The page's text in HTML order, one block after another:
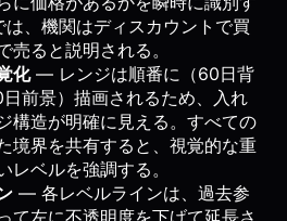
は、機関はディスカウントで買
売ると説明される。
化— レンジは順番に（60日背
前景）描画されるため、入れ
構造が明確に見える。すべての
境界を共有すると、視覚的な重
レベルを強調する。
— 各レベルラインは、過去参